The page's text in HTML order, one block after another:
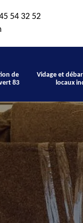
54 32 52
de
83
Vidage et
locaux